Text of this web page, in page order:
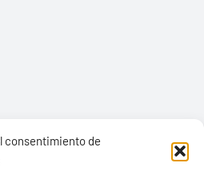
consentimiento de